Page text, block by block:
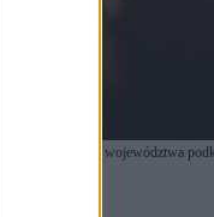
na terenie województwa